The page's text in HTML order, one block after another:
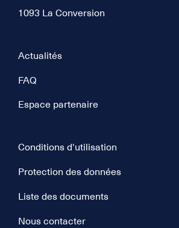
1093 La Conversion
Actualités
FAQ
Espace partenaire
Conditions d'utilisation
Protection des données
Liste des documents
Nous contacter